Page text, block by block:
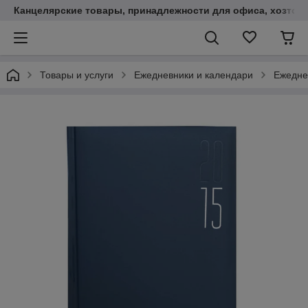
Канцелярские товары, принадлежности для офиса,
Товары и услуги Ежедневники и календари